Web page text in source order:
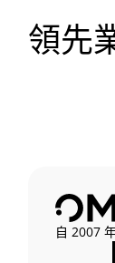
領先
自 2007